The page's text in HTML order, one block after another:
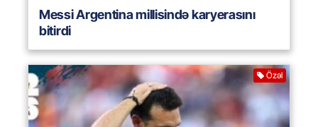
Messi Argentina millisində karyerasını
bitirdi
Özəl